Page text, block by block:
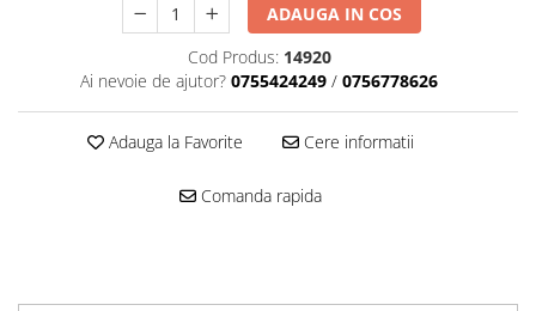
Dibluri Gips Carton
Ipsos îmbinare Gips Carton
Plăci Gips Carton
Acoperiri Elastice, Textile și din
Adezivi Acoperiri Elastice și Textile
Colțare Protecție
ADAUGA IN COS
Cod Produs: 14920
Ai nevoie de ajutor? 0755424249 / 0756778626
Adauga la Favorite Cere informatii
Comanda rapida